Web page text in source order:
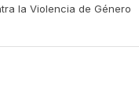
la Violencia de Género